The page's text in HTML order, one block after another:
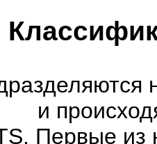
и
Первые из